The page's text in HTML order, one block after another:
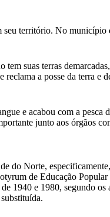
território. No
tem suas terras
a posse da terra
e acabou com a
junto aos órgãos
Norte,
de Educação
1940 e 1980, segundo